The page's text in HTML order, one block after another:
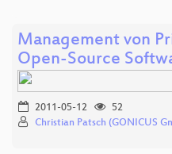
Management von
Open-Source
2011-05-12
52
Christian Patsch (GONICUS